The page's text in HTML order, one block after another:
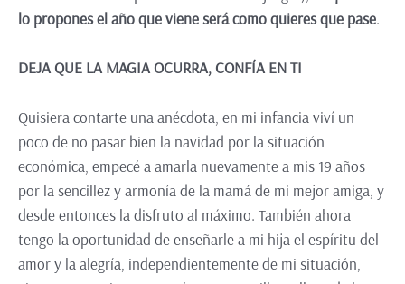
lo propones el año que viene será como quieres que pase.
DEJA QUE LA MAGIA OCURRA, CONFÍA EN TI
Quisiera contarte una anécdota, en mi infancia viví un
poco de no pasar bien la navidad por la situación
económica, empecé a amarla nuevamente a mis 19 años
por la sencillez y armonía de la mamá de mi mejor amiga, y
desde entonces la disfruto al máximo. También ahora
tengo la oportunidad de enseñarle a mi hija el espíritu del
amor y la alegría, independientemente de mi situación,